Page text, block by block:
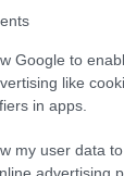
Google to
like
in apps.
my user data
advertising
így